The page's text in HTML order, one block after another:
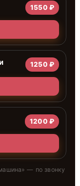
1550 ₽
1250 ₽
1200 ₽
» — по звонку